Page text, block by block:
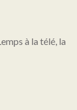
à la télé, la